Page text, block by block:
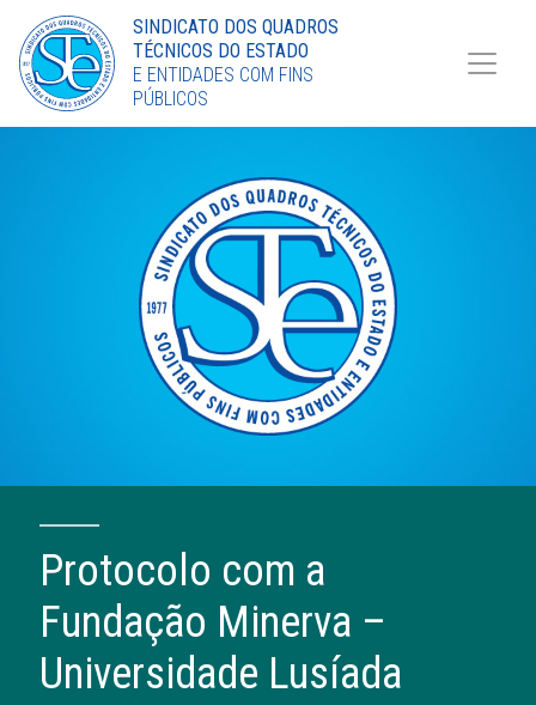
Torne-se Sócio
LinkedIn
SINDICATO DOS QUADROS
TÉCNICOS DO ESTADO
E ENTIDADES COM FINS
PÚBLICOS
Protocolo com a
Fundação Minerva –
Universidade Lusíada